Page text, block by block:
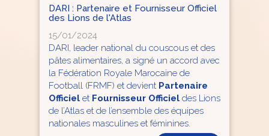
DARI : Partenaire et Fournisseur Officiel
des Lions de l'Atlas
15/01/2024
DARI, leader national du couscous et des
pâtes alimentaires, a signé un accord avec
la Fédération Royale Marocaine de
Football (FRMF) et devient Partenaire
Officiel et Fournisseur Officieldes Lions
de l’Atlas et de l’ensemble des équipes
nationales masculines et féminines.